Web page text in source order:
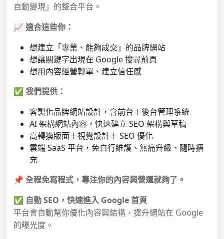
自動變現」的整合平台。
📈 適合這些你：
想建立「專業、能夠成交」的品牌網站
想讓關鍵字出現在 Google 搜尋前頁
想用內容經營轉單、建立信任感
✅ 我們提供：
客製化品牌網站設計，含前台＋後台管理系統
AI 架構網站內容，快速建立 SEO 架構與草稿
高轉換版面＋視覺設計＋ SEO 優化
雲端 SaaS 平台，免自行維護、無痛升級、隨時擴
充
📌 全程免寫程式，專注你的內容與營運就夠了。
✅ 自動 SEO，快速進入 Google 首頁
平台會自動幫你優化內容與結構，提升網站在 Google
的曝光度。